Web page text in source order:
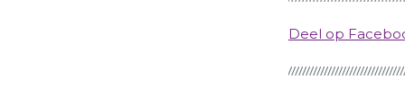
Deel op